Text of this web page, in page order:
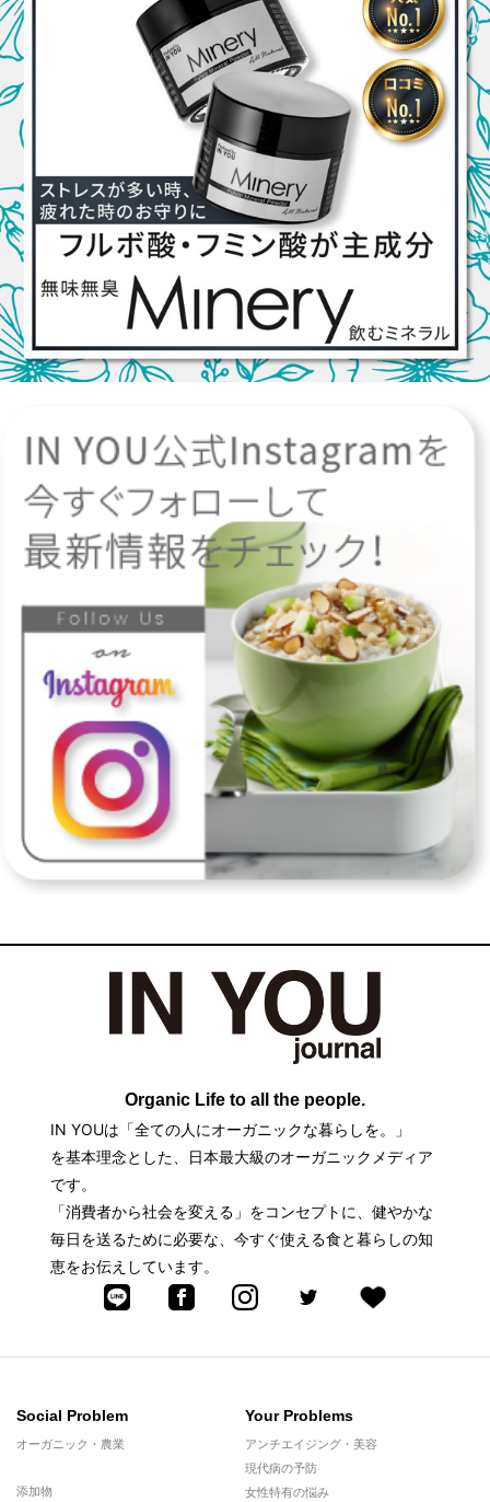
Organic Life to all the people.
IN YOUは「全ての人にオーガニックな暮らしを。」
を基本理念とした、日本最大級のオーガニックメディア
です。
「消費者から社会を変える」をコンセプトに、健やかな
毎日を送るために必要な、今すぐ使える食と暮らしの知
恵をお伝えしています。
Social Problem
オーガニック・農業
添加物
Your Problems
アンチエイジング・美容
現代病の予防
女性特有の悩み